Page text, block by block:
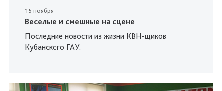
15 ноября
Веселые и смешные на сцене
Последние новости из жизни КВН-щиков
Кубанского ГАУ.